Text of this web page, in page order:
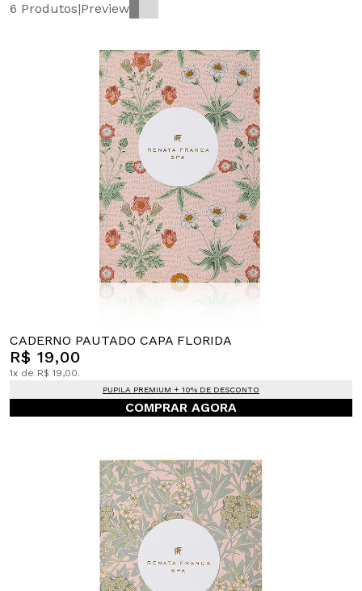
6 Produtos|Preview
CADERNO PAUTADO CAPA FLORIDA
R$ 19,00
1x de R$ 19,00.
PUPILA PREMIUM + 10% DE DESCONTO
COMPRAR AGORA